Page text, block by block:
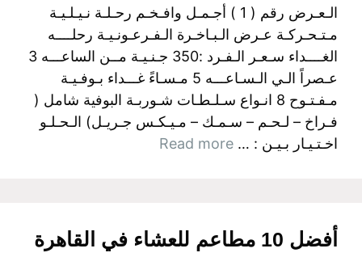
الـعـرض رقم ( 1 ) أجـمـل وافـخـم رحـلـة نـيـلـيـة
مـتـحـركـة عـرض الـبـاخـرة الـفـرعـونـيـة رحلــــه
الغــــداء سـعـر الـفـرد :350 جـنـيـة مــن الساعـــه 3
عـصراً الـي الـسـاعـــه 5 مـسـاءً غـــداء بـوفـيـة
مـفـتـوح 8 انـواع سـلـطـات شـوربـة البوفية شامل (
فـراخ – لـحـم – سـمـك – مـيـكـس جـريـل) الـحـلـو
اخـتـيـار بـيـن : … Read more
أفضل 10 مطاعم للعشاء في القاهرة